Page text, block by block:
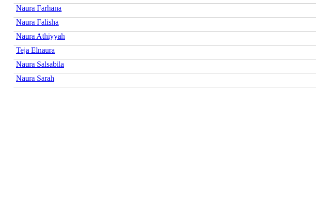
Naura Farhana
Naura Falisha
Naura Athiyyah
Teja Elnaura
Naura Salsabila
Naura Sarah